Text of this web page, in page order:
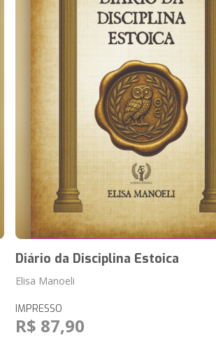
Diário da Disciplina Estoica
Elisa Manoeli
IMPRESSO
R$ 87,90